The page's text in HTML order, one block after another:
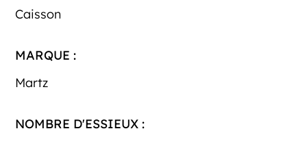
Caisson
MARQUE :
Martz
NOMBRE D'ESSIEUX :